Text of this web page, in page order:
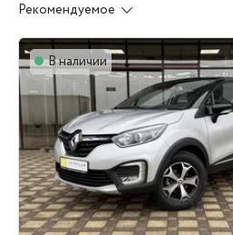
Рекомендуемое
В наличии